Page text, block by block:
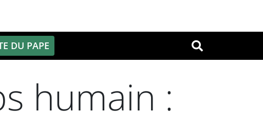
OK
DU PAPE
humain :